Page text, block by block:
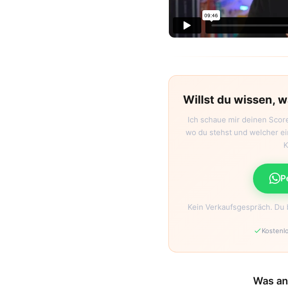
Willst du wissen,
Ich schaue mir deinen
wo du stehst und welcher
Kein Verkaufsgespräch.
Was